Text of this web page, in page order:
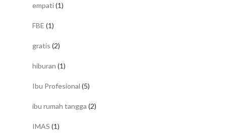
empati(1)
FBE (1)
gratis (2)
hiburan (1)
Ibu Profesional (5)
ibu rumah tangga (2)
IMAS (1)